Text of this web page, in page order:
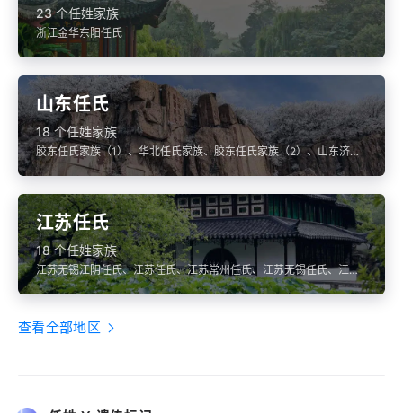
23 个任姓家族
浙江金华东阳任氏
山东任氏
18 个任姓家族
胶东任氏家族（1）、华北任氏家族、胶东任氏家族（2）、山东济宁
鱼台任氏、山东聊城任氏
江苏任氏
18 个任姓家族
江苏无锡江阴任氏、江苏任氏、江苏常州任氏、江苏无锡任氏、江苏
南通如皋任氏
查看全部地区